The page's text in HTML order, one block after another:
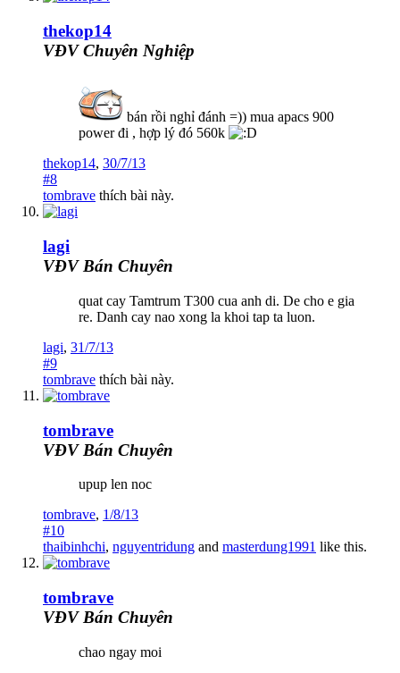
thekop14
VĐV Chuyên Nghiệp
bán rồi nghỉ đánh =)) mua apacs 900
power đi , hợp lý đó 560k
thekop14, 30/7/13
#8
tombrave thích bài này.
lagi
VĐV Bán Chuyên
quat cay Tamtrum T300 cua anh di. De cho e gia
re. Danh cay nao xong la khoi tap ta luon.
lagi, 31/7/13
#9
tombrave thích bài này.
tombrave
VĐV Bán Chuyên
upup len noc
tombrave, 1/8/13
#10
thaibinhchi, nguyentridung and masterdung1991 like this.
tombrave
VĐV Bán Chuyên
chao ngay moi